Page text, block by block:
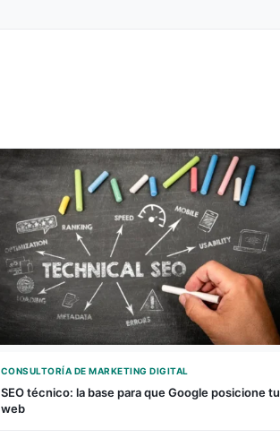
CONSULTORÍA DE MARKETING DIGITAL
SEO técnico: la base para que Google posicione tu
web